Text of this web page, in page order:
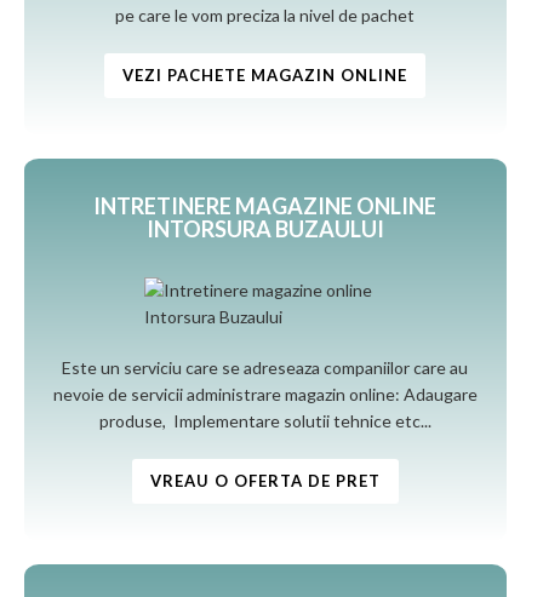
pe care le vom preciza la nivel de pachet
VEZI PACHETE MAGAZIN ONLINE
INTRETINERE MAGAZINE ONLINE
INTORSURA BUZAULUI
Este un serviciu care se adreseaza companiilor care au
nevoie de servicii administrare magazin online: Adaugare
produse, Implementare solutii tehnice etc...
VREAU O OFERTA DE PRET